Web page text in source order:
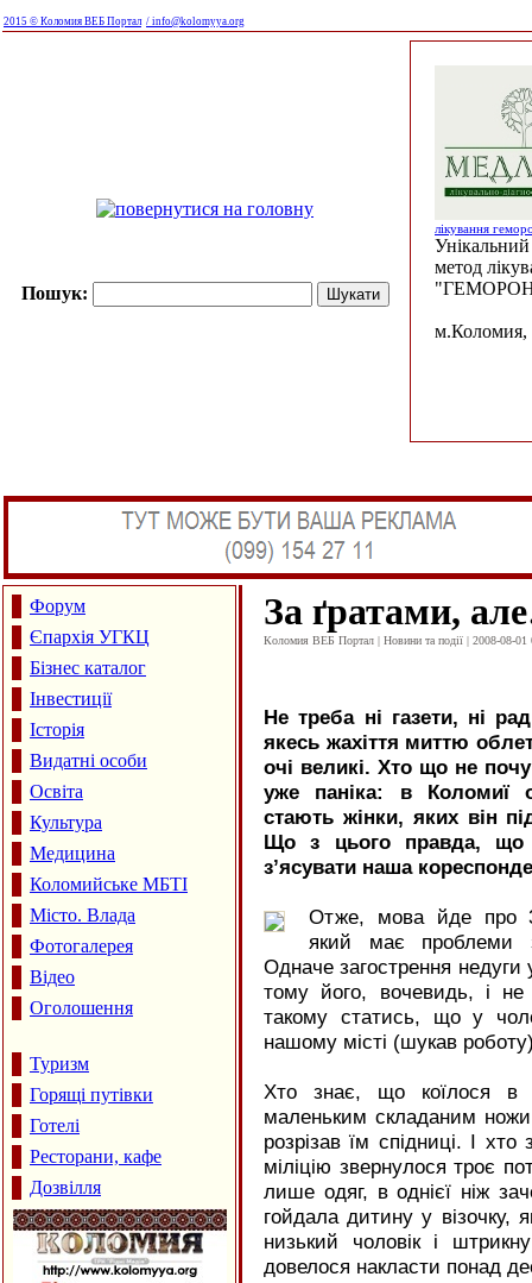
2015 © Коломия ВЕБ Портал / info@kolomyya.org
Пошук:
лікування
Унікальний
метод
м.Коломия,
Форум
Єпархія УГКЦ
Бізнес каталог
Інвестиції
Історія
Видатні особи
Освіта
Культура
Медицина
Коломийське МБТІ
Місто. Влада
Фотогалерея
Відео
Оголошення
Туризм
Горящі путівки
Готелі
Ресторани, кафе
Дозвілля
За ґратами,
Коломия ВЕБ Портал | Новини та події | 2008-08-01
Не треба ні газети, ні
якесь жахіття миттю
очі великі. Хто що не
уже паніка: в Коломиї
стають жінки, яких він
Що з цього правда, що
з’ясувати наша
Отже, мова йде про
який має проблеми
Одначе загострення
тому його, вочевидь, і
такому статись, що у
нашому місті (шукав
Хто знає, що коїлося в
маленьким складаним
розрізав їм спідниці. І
міліцію звернулося троє
лише одяг, в однієї ніж
гойдала дитину у візочку,
низький чоловік і
довелося накласти понад